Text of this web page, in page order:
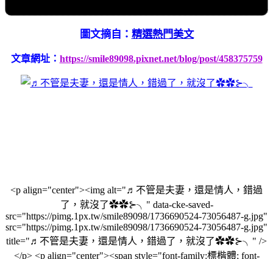
圖文摘自： 精選熱門美文
文章網址： https://smile89098.pixnet.net/blog/post/458375759
<p align="center"><img alt="♬不管是夫妻，還是情人，錯過
了，就沒了✿✿⊱╮" data-cke-saved-
src="https://pimg.1px.tw/smile89098/1736690524-73056487-g.jpg"
src="https://pimg.1px.tw/smile89098/1736690524-73056487-g.jpg"
title="♬不管是夫妻，還是情人，錯過了，就沒了✿✿⊱╮" />
</p> <p align="center"><span style="font-family:標楷體; font-